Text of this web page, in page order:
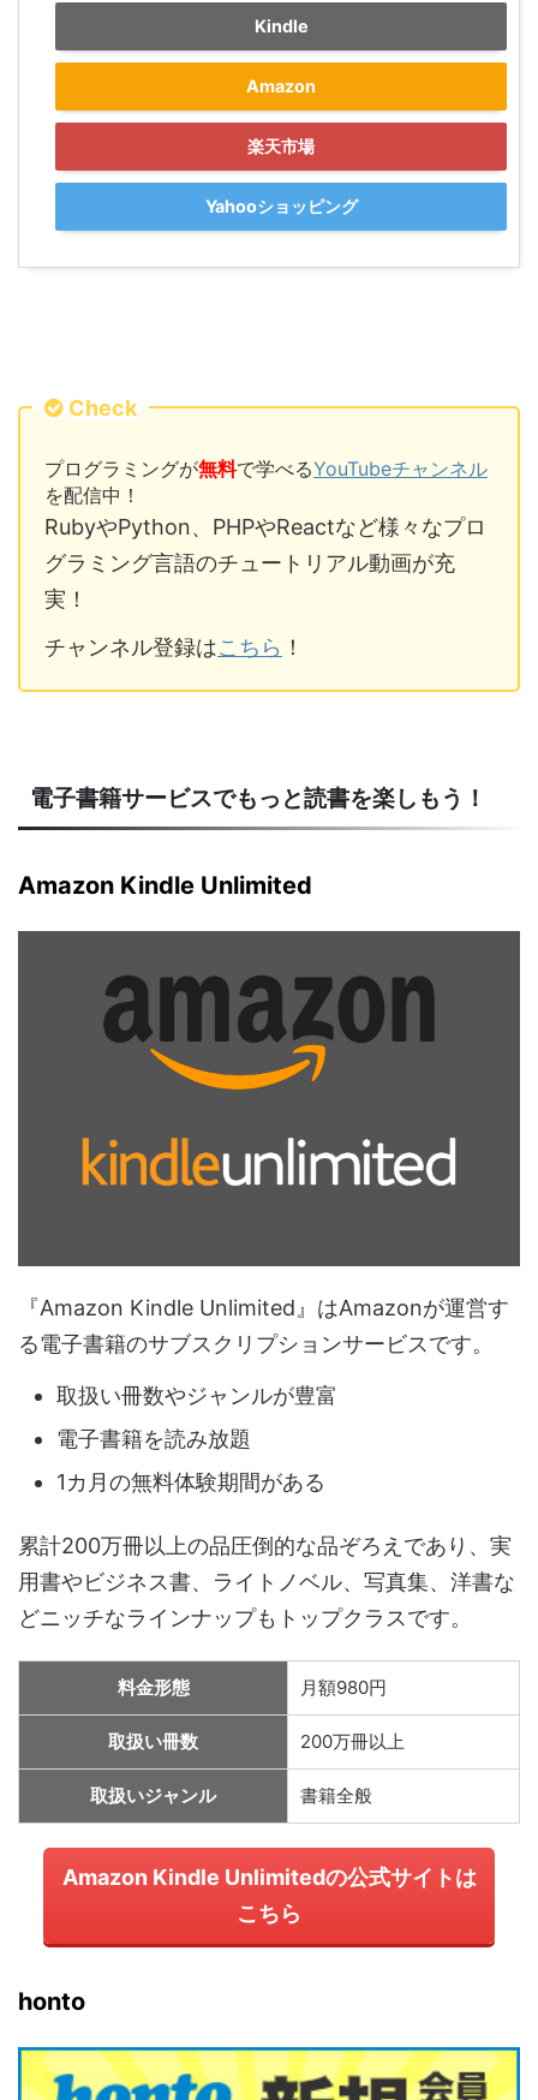
Kindle
Amazon
楽天市場
Yahooショッピング
Check
プログラミングが無料で学べるYouTubeチャンネル
を配信中！
RubyやPython、PHPやReactなど様々なプロ
グラミング言語のチュートリアル動画が充
実！
チャンネル登録はこちら ！
電子書籍サービスでもっと読書を楽しもう！
Amazon Kindle Unlimited
『Amazon Kindle Unlimited』はAmazonが運営す
る電子書籍のサブスクリプションサービスです。
取扱い冊数やジャンルが豊富
電子書籍を読み放題
1カ月の無料体験期間がある
累計200万冊以上の品圧倒的な品ぞろえであり、実
用書やビジネス書、ライトノベル、写真集、洋書な
どニッチなラインナップもトップクラスです。
料金形態 月額980円
取扱い冊数 200万冊以上
取扱いジャンル 書籍全般
Amazon Kindle Unlimitedの公式サイトは
こちら
honto